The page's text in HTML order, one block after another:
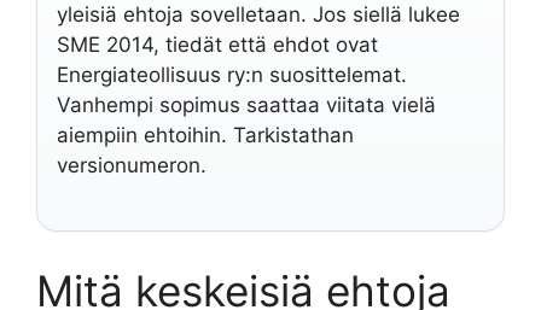
yleisiä ehtoja sovelletaan. Jos siellä lukee
SME 2014, tiedät että ehdot ovat
Energiateollisuus ry:n suosittelemat.
Vanhempi sopimus saattaa viitata vielä
aiempiin ehtoihin. Tarkistathan
versionumeron.
Mitä keskeisiä ehtoja